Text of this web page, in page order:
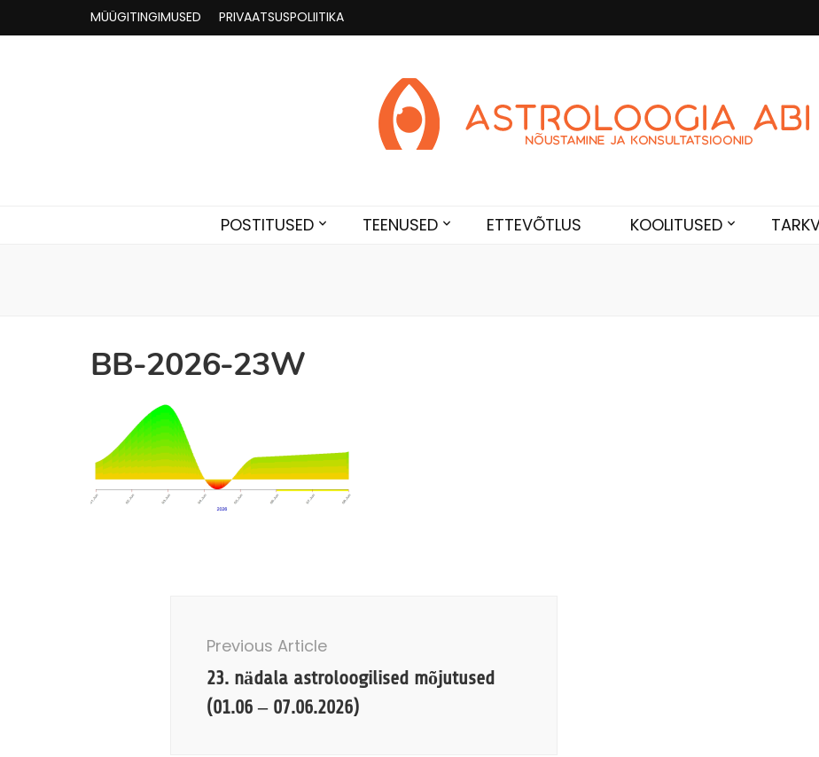
MÜÜGITINGIMUSED PRIVAATSUSPOLIITIKA
POSTITUSED TEENUSED ETTEVÕTLUS KOOLITUSED
BB-2026-23W
Navigation
Previous Article
23. nädala astroloogilised mõjutused
(01.06 – 07.06.2026)